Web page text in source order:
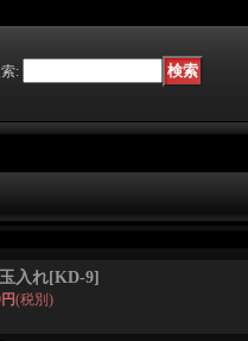
:
入れ[KD-9]
(税別)